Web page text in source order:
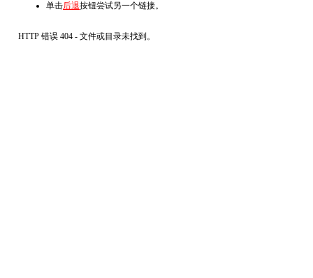
单击后退按钮尝试另一个链接。
HTTP 错误 404 - 文件或目录未找到。